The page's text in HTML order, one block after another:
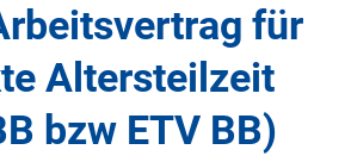
für
Altersteilzeit
bzw ETV BB)